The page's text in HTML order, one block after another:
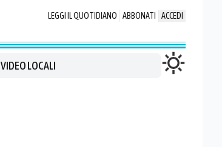
LEGGI IL QUOTIDIANO ABBONATI ACCEDI
VIDEO LOCALI